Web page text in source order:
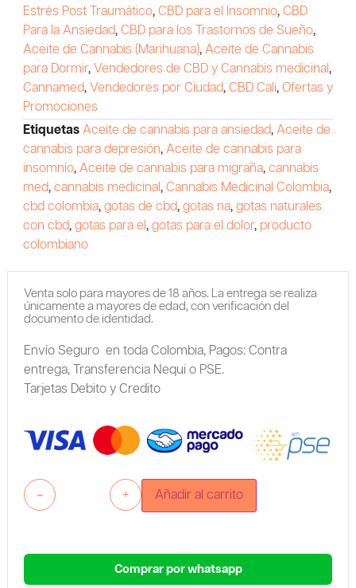
Estrés Post Traumático, CBD para el Insomnio, CBD
Para la Ansiedad, CBD para los Trastornos de Sueño,
Aceite de Cannabis (Marihuana), Aceite de Cannabis
para Dormir, Vendedores de CBD y Cannabis medicinal,
Cannamed, Vendedores por Ciudad, CBD Cali, Ofertas y
Promociones
Etiquetas Aceite de cannabis para ansiedad, Aceite de
cannabis para depresión, Aceite de cannabis para
insomnio, Aceite de cannabis para migraña, cannabis
med, cannabis medicinal, Cannabis Medicinal Colombia,
cbd colombia, gotas de cbd, gotas na, gotas naturales
con cbd, gotas para el , gotas para el dolor, producto
colombiano
Venta solo para mayores de 18 años. La entrega se realiza
únicamente a mayores de edad, con verificación del
documento de identidad.
Envío Seguro en toda Colombia, Pagos: Contra
entrega,
Transferencia Nequi o PSE.
Tarjetas Debito y Credito
+
- Añadir al carrito
Comprar por whatsapp